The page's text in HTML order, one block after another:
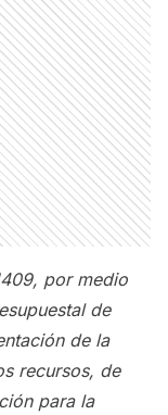
por medio
de
de la
recursos, de
para la